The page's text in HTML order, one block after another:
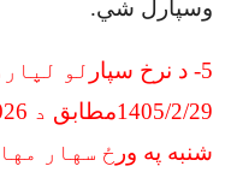
وسپارل شي.
5
- د نرخ سپار لو
1405/2/29مطابق
د
شنبه په ور ځ سهار